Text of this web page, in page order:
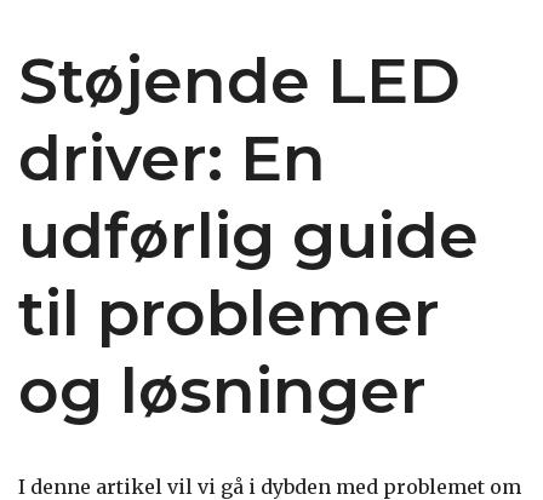
Støjende LED
driver: En
udførlig guide
til problemer
og løsninger
I denne artikel vil vi gå i dybden med problemet om